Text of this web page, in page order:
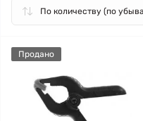
Продано